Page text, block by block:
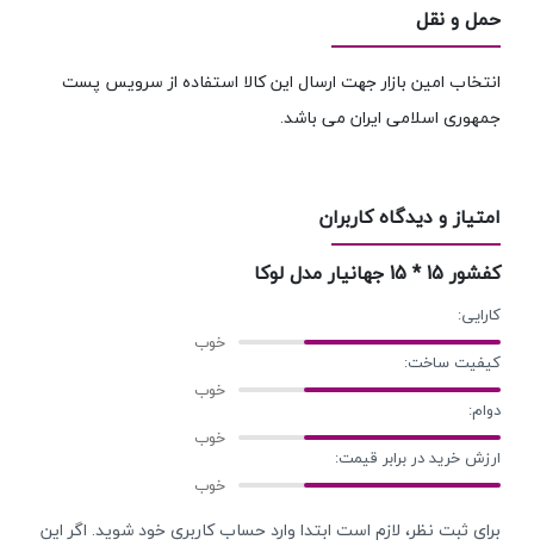
حمل و نقل
انتخاب امین بازار جهت ارسال این کالا استفاده از سرویس پست
جمهوری اسلامی ایران می باشد.
امتیاز و دیدگاه کاربران
کفشور 15 * 15 جهانیار مدل لوکا
کارایی:
کیفیت ساخت:
دوام:
ارزش خرید در برابر قیمت:
برای ثبت نظر، لازم است ابتدا وارد حساب کاربری خود شوید. اگر این